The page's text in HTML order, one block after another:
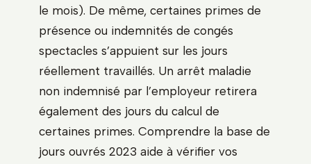
le mois). De même, certaines primes de
présence ou indemnités de congés
spectacles s’appuient sur les jours
réellement travaillés. Un arrêt maladie
non indemnisé par l’employeur retirera
également des jours du calcul de
certaines primes. Comprendre la base de
jours ouvrés 2023 aide à vérifier vos